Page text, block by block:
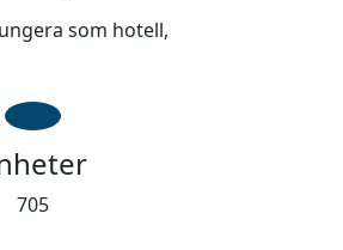
som hotell,
705